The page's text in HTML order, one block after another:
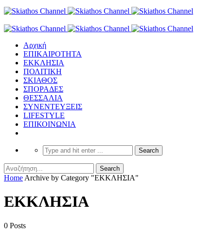
Αρχική
ΕΠΙΚΑΙΡΟΤΗΤΑ
ΕΚΚΛΗΣΙΑ
ΠΟΛΙΤΙΚΗ
ΣΚΙΑΘΟΣ
ΣΠΟΡΑΔΕΣ
ΘΕΣΣΑΛΙΑ
ΣΥΝΕΝΤΕΥΞΕΙΣ
LIFESTYLE
ΕΠΙΚΟΙΝΩΝΙΑ
Home Archive by Category "ΕΚΚΛΗΣΙΑ"
ΕΚΚΛΗΣΙΑ
0 Posts